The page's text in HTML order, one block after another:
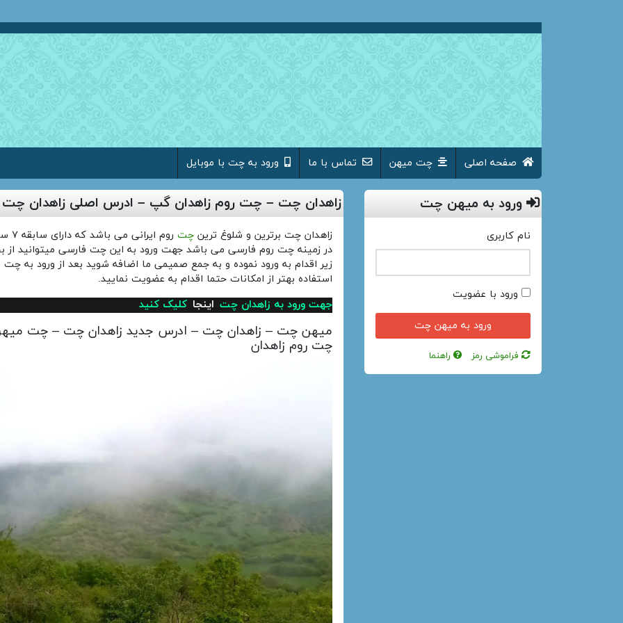
صفحه اصلی چت میهن تماس با ما ورود به چت با موبایل
ورود به میهن چت
نام کاربری
ورود با عضویت
فراموشی رمز راهنما
زاهدان چت – چت روم زاهدان گپ – ادرس اصلی زاهدان چت
زاهدان چت برترین و شلوغ ترین چت
روم ایرانی
در زمینه چت روم فارسی می باشد جهت ورود به این چت فارسی میتوانید
زیر اقدام به ورود نموده و به جمع صمیمی ما اضافه شوید بعد از ورود به چت
استفاده بهتر از امکانات حتما اقدام به عضویت نمایید.
جهت ورود به زاهدان چت اینجا کلیک کنید
میهن چت – زاهدان چت – ادرس جدید زاهدان چت – چت
چت روم زاهدان